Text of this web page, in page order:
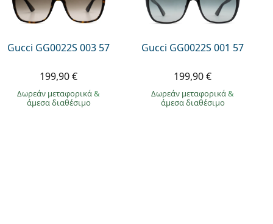
Gucci GG0022S 003 57
199,90 €
Δωρεάν μεταφορικά&
άμεσα διαθέσιμο
Gucci GG0022S 001 57
199,90 €
Δωρεάν μεταφορικά&
άμεσα διαθέσιμο